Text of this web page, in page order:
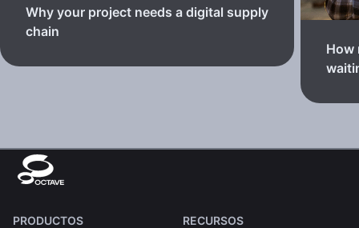
Why your project needs a digital supply
chain
How
PRODUCTOS
RECURSOS